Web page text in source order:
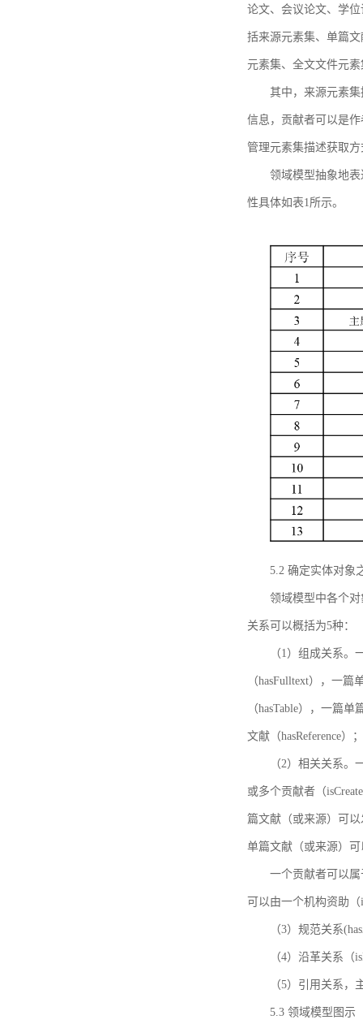
论文、会议论文、学
括来源元素集、单篇
元素集、全文文件元
其中，来源元素
信息，贡献者可以是
管理元素集描述获取
领域模型抽象地
性具体如表1所示。
5.2 确定实体对象
领域模型中各个
关系可以概括为5种：
（1）组成关系
（hasFulltext），一
（hasTable），一篇
文献（hasReference）；
（2）相关关系
或多个贡献者（
篇文献（或来源）可
单篇文献（或来源）可
一个贡献者可以
可以由一个机构资助（
（3）规范关系
（4）沿革关系
（5）引用关系，
5.3 领域模型图示